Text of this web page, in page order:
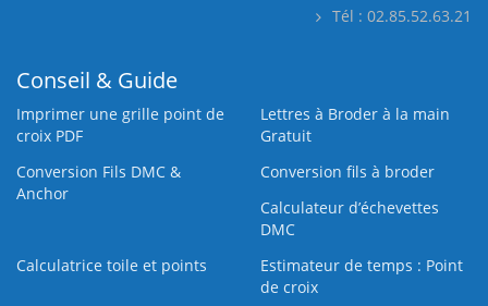
Tél : 02.85.52.63.21
Conseil & Guide
Imprimer une grille point de
croix PDF
Lettres à Broder à la main
Gratuit
Conversion Fils DMC &
Anchor
Conversion fils à broder
Calculateur d’échevettes
DMC
Calculatrice toile et points
Estimateur de temps : Point
de croix